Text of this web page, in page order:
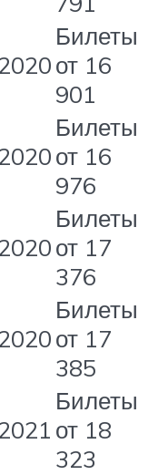
Билеты
от 16
901
Билеты
от 16
976
Билеты
от 17
376
Билеты
от 17
385
Билеты
от 18
323